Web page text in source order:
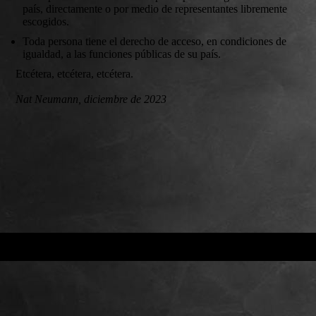
país, directamente o por medio de representantes libremente
escogidos.
Toda persona tiene el derecho de acceso, en condiciones de
igualdad, a las funciones públicas de su país.
Etcétera, etcétera, etcétera.
Nat Neumann, diciembre de 2023